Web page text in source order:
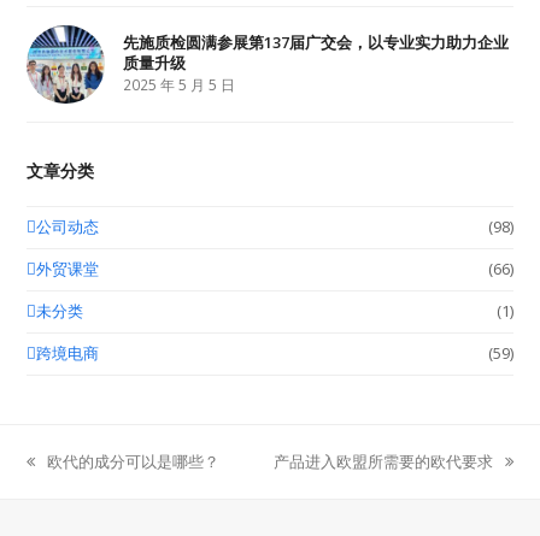
先施质检圆满参展第137届广交会，以专业实力助力企业
质量升级
2025 年 5 月 5 日
文章分类
公司动态
(98)
外贸课堂
(66)
未分类
(1)
跨境电商
(59)
previous
欧代的成分可以是哪些？
next
产品进入欧盟所需要的欧代要求